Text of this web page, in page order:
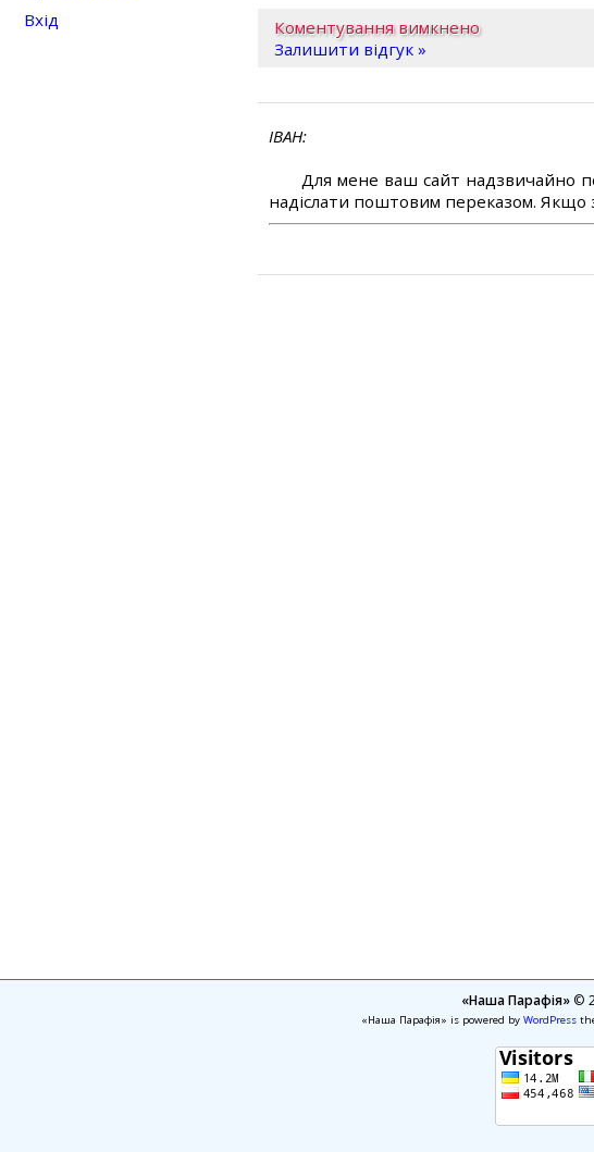
Коментування вимкнено
Залишити відгук »
ІВАН
Для мене ваш сайт надзвичайно
надіслати поштовим переказом. Якщо
Вхід
«Наша Парафія»©
«Наша Парафія» is powered by WordPress